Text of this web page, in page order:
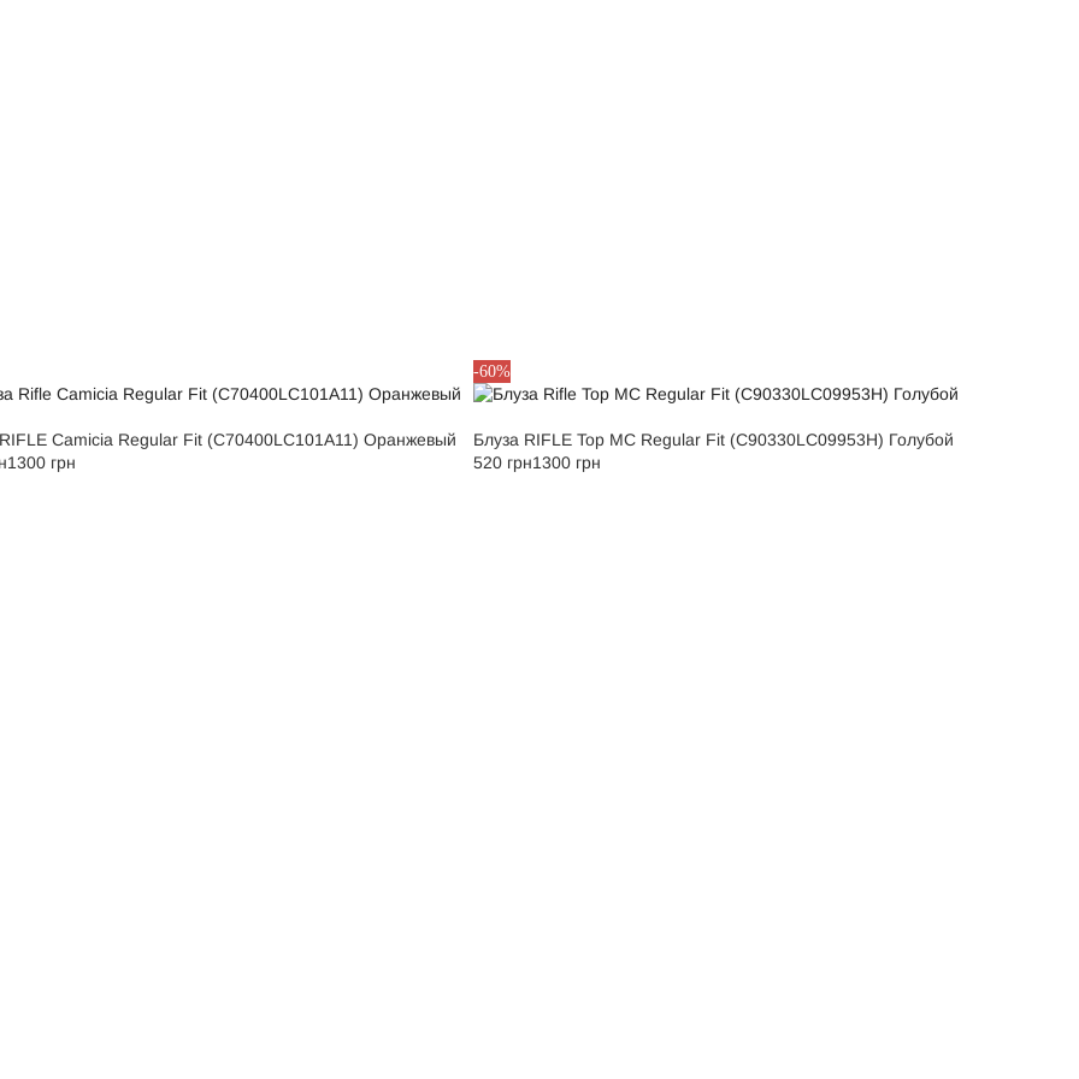
Camicia Regular Fit (C70400LC101A11) Оранжевый
1300 грн
-60%
M
Блуза RIFLE Top MC Regular Fit (C90330LC09953H) Голубой
520 грн1300 грн